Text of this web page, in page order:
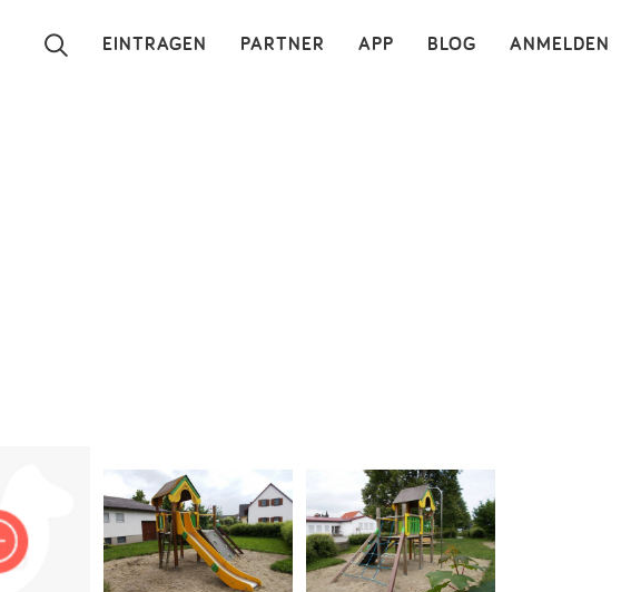
ANMELDEN
BLOG
APP
PARTNER
EINTRAGEN ×